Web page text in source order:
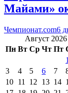
Майами»
Чемпионат.com6
Август 2026
Пн Вт Ср Чт Пт
1
3
4 5 6 7
10 11 12 13 14